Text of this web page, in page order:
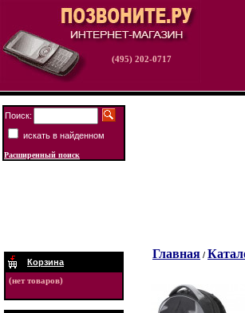
(495) 202-0717
Поиск:
искать в найденном
Расширенный поиск
Корзина
(нет товаров)
Главная /